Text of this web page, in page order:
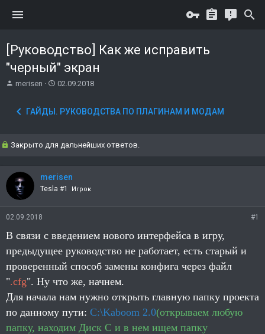
[Руководство] Как же исправить
"черный" экран
А
о
е
merisen
Д
а
ч
а
02.09.2018
ГАЙДЫ. РУКОВОДСТВА ПО ПЛАГИНАМ И МОДАМ
Закрыто для дальнейших ответов.
merisen
Tesla #1 Игрок
02.09.2018 #1
В связи с введением нового интерфейса в игру,
предыдущее руководство не работает, есть старый и
проверенный способ замены конфига через файл
".cfg". Ну что же, начнем.
Для начала нам нужно открыть главную папку проекта
по данному пути: C:\Kaboom 2.0(открываем любую
папку, находим Диск С и в нем ищем папку